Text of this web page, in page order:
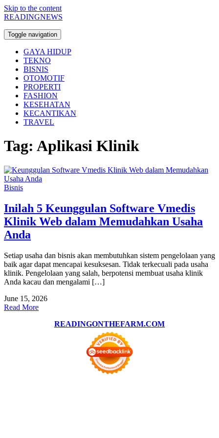
Skip to the content
READINGNEWS
Toggle navigation
GAYA HIDUP
TEKNO
BISNIS
OTOMOTIF
PROPERTI
FASHION
KESEHATAN
KECANTIKAN
TRAVEL
Tag: Aplikasi Klinik
Bisnis
Inilah 5 Keunggulan Software Vmedis
Klinik Web dalam Memudahkan Usaha
Anda
Setiap usaha dan bisnis akan membutuhkan sistem pengelolaan yang
baik agar dapat mencapai kesuksesan. Tidak terkecuali pada usaha
klinik. Pengelolaan yang salah, berpotensi membuat usaha klinik
Anda kacau dan mengalami […]
June 15, 2026
Read More
READINGONTHEFARM.COM